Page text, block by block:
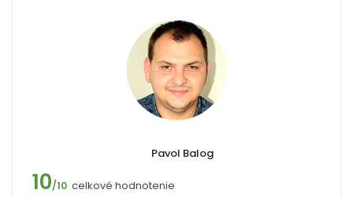
Pavol Balog
10/10 celkové hodnotenie